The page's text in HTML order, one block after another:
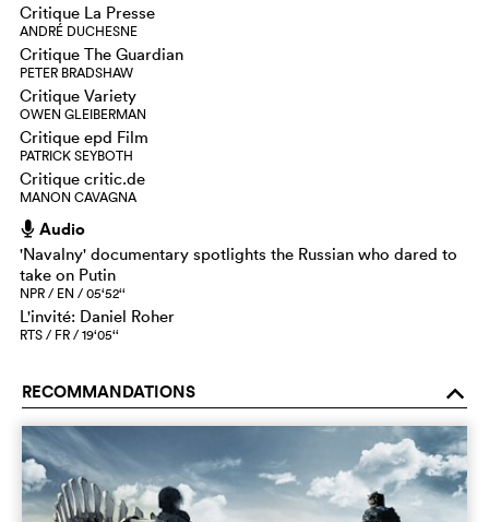
Critique La Presse
ANDRÉ DUCHESNE
Critique The Guardian
PETER BRADSHAW
Critique Variety
OWEN GLEIBERMAN
Critique epd Film
PATRICK SEYBOTH
Critique critic.de
MANON CAVAGNA
h Audio
'Navalny' documentary spotlights the Russian who dared to
take on Putin
NPR / EN / 05‘52‘‘
L'invité: Daniel Roher
RTS / FR / 19‘05‘‘
RECOMMANDATIONS o